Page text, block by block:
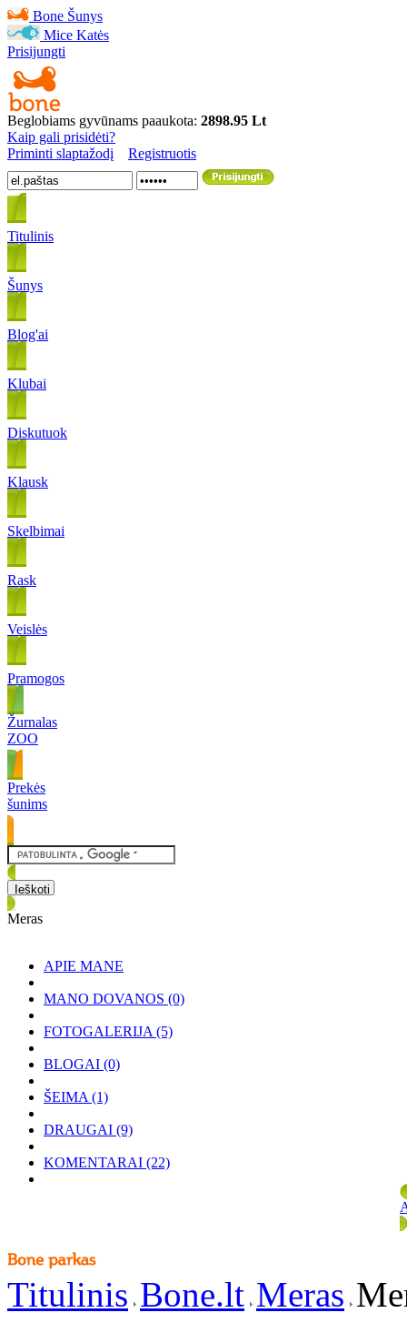
Bone Šunys
Mice Katės
Prisijungti
Beglobiams gyvūnams paaukota: 2898.95 Lt
Kaip gali prisidėti?
Priminti slaptažodį
Registruotis
Titulinis
Šunys
Blog'ai
Klubai
Diskutuok
Klausk
Skelbimai
Rask
Veislės
Pramogos
Žurnalas
ZOO
Prekės
šunims
Meras
APIE MANE
MANO DOVANOS (0)
FOTOGALERIJA (5)
BLOGAI (0)
ŠEIMA (1)
DRAUGAI (9)
KOMENTARAI (22)
Titulinis Bone.lt Meras